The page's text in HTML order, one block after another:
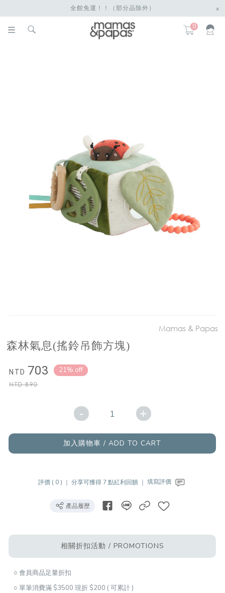
全館免運！！（部分品除外） x
0
Mamas & Papas
森林氣息(搖鈴吊飾方塊)
NTD 703
NTD890
21% off
- +
加入購物車 / ADD TO CART
評價 ( 0 ) ｜ 分享可獲得 7 點紅利回饋 ｜ 填寫評價
產品履歷
相關折扣活動 / PROMOTIONS
○ 會員商品足量折扣
○ 單筆消費滿 $3500 現折 $200 ( 可累計 )